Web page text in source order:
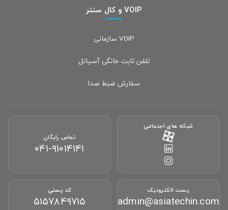
VOIP و کال سنتر
VOIP سازمانی
تلفن ثابت خانگی آسیاتل
سفارش ضبط صدا
شبکه های اجتماعی
۰۴۱-۹۱۰۱۴۱۴۱
تماس رایگان
admin@asiatechin.com
پست الکترونیک
۵۱۵۷۸۴۹۷۱۵
کد پستی
پشتیبانی آنلاین آسیاتکین
معمولاً در چند دقیقه پاسخ می‌دهیم